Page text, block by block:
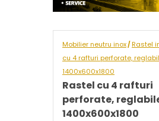
Mobilier neutru inox/Rastel
cu 4 rafturi perforate,
1400x600x1800
Rastel cu 4 rafturi
perforate,
1400x600x1800